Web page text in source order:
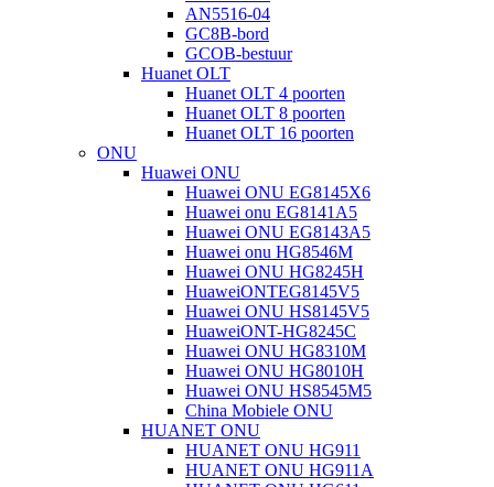
AN5516-04
GC8B-bord
GCOB-bestuur
Huanet OLT
Huanet OLT 4 poorten
Huanet OLT 8 poorten
Huanet OLT 16 poorten
ONU
Huawei ONU
Huawei ONU EG8145X6
Huawei onu EG8141A5
Huawei ONU EG8143A5
Huawei onu HG8546M
Huawei ONU HG8245H
HuaweiONTEG8145V5
Huawei ONU HS8145V5
HuaweiONT-HG8245C
Huawei ONU HG8310M
Huawei ONU HG8010H
Huawei ONU HS8545M5
China Mobiele ONU
HUANET ONU
HUANET ONU HG911
HUANET ONU HG911A